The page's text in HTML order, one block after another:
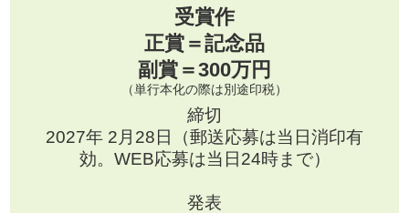
受賞作
正賞＝記念品
副賞＝300万円
（単行本化の際は別途印税）
締切
2027年 2月28日（郵送応募は当日消印有
効。WEB応募は当日24時まで）
発表